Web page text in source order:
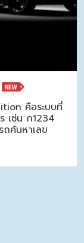
คือระบบที่
เช่น ก1234
ถค้นหาเลข